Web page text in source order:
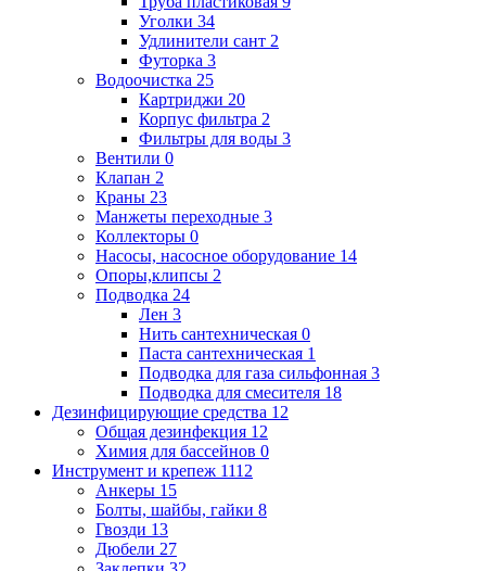
Уголки 34
Удлинители сант 2
Футорка 3
Водоочистка 25
Картриджи 20
Корпус фильтра 2
Фильтры для воды 3
Вентили 0
Клапан 2
Краны 23
Манжеты переходные 3
Коллекторы 0
Насосы, насосное оборудование 14
Опоры,клипсы 2
Подводка 24
Лен 3
Нить сантехническая 0
Паста сантехническая 1
Подводка для газа сильфонная 3
Подводка для смесителя 18
Дезинфицирующие средства 12
Общая дезинфекция 12
Химия для бассейнов 0
Инструмент и крепеж 1112
Анкеры 15
Болты, шайбы, гайки 8
Гвозди 13
Дюбели 27